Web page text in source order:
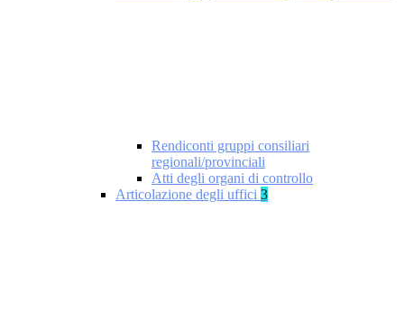
Rendiconti gruppi consiliari
regionali/provinciali
Atti degli organi di controllo
Articolazione degli uffici 3